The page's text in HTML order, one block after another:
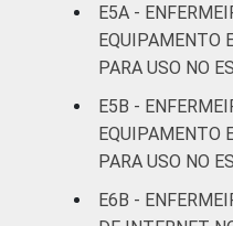
IDENTIFICAÇÃO DE
UNIDADE BÁSICA
E5A -
EQUIPAMENTO
PARA USO NO
E5B -
EQUIPAMENTO
PARA USO NO
E6B -